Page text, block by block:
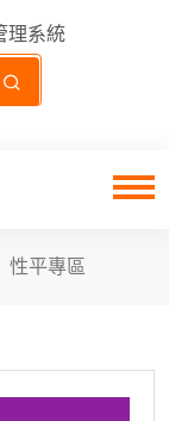
理系統
性平專區